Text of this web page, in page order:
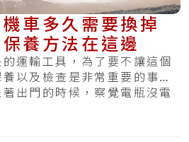
車多久需要換掉
養方法在這邊
運輸工具，為了要不讓這個
以及檢查是非常重要的事。
出門的時候，察覺電瓶沒電